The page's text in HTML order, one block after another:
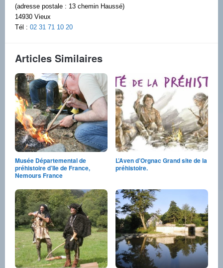
(adresse postale : 13 chemin Haussé)
14930 Vieux
Tél : 02 31 71 10 20
Articles Similaires
Musée Départemental de
préhistoire d’Ile de France,
Nemours France
L’Aven d’Orgnac Grand site de la
préhistoire.